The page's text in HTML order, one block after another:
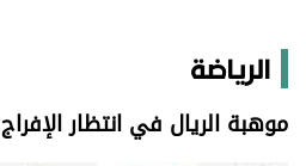
الرياضة
موهبة الريال في انتظار الإفراج!